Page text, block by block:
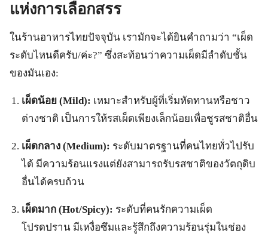
แห่งการเลือกสรร
ในร้านอาหารไทยปัจจุบัน เรามักจะได้ยินคำถามว่า “เผ็ด
ระดับไหนดีครับ/ค่ะ?” ซึ่งสะท้อนว่าความเผ็ดมีลำดับชั้น
ของมันเอง:
เผ็ดน้อย (Mild): เหมาะสำหรับผู้ที่เริ่มหัดทานหรือชาว
ต่างชาติ เป็นการให้รสเผ็ดเพียงเล็กน้อยเพื่อชูรสชาติอื่น
เผ็ดกลาง (Medium): ระดับมาตรฐานที่คนไทยทั่วไปรับ
ได้ มีความร้อนแรงแต่ยังสามารถรับรสชาติของวัตถุดิบ
อื่นได้ครบถ้วน
เผ็ดมาก (Hot/Spicy): ระดับที่คนรักความเผ็ด
โปรดปราน มีเหงื่อซึมและรู้สึกถึงความร้อนรุ่มในช่อง